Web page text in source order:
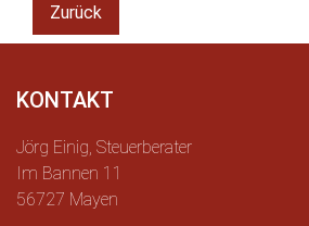
Zurück
KONTAKT
Jörg Einig, Steuerberater
Im Bannen 11
56727 Mayen